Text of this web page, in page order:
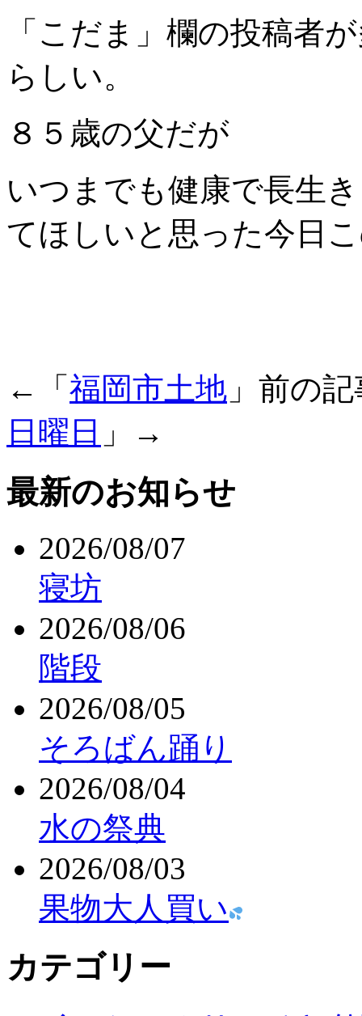
「こだま」欄の投稿者
らしい。
８５歳の父だが
いつまでも健康で長生
てほしいと思った今日
←「 福岡市土地 」前の
日曜日 」→
最新のお知らせ
2026/08/07
寝坊
2026/08/06
階段
2026/08/05
そろばん踊り
2026/08/04
水の祭典
2026/08/03
果物大人買い
カテゴリー